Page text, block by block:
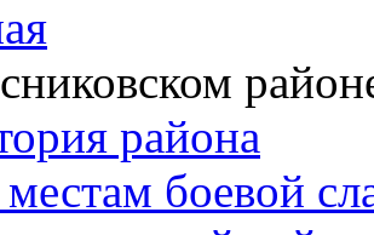
района
боевой